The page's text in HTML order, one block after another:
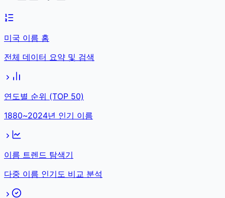
미국 이름 홈
전체 데이터 요약 및 검색
연도별 순위 (TOP 50)
1880~2024년 인기 이름
이름 트렌드 탐색기
다중 이름 인기도 비교 분석